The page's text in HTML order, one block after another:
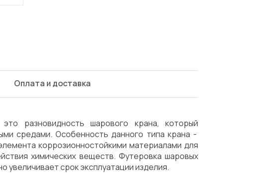
Оплата и доставка
разновидность шарового крана, который
средами. Особенность данного типа крана -
коррозионностойкими материалами для
химических веществ. Футеровка шаровых
увеличивает срок эксплуатации изделия.